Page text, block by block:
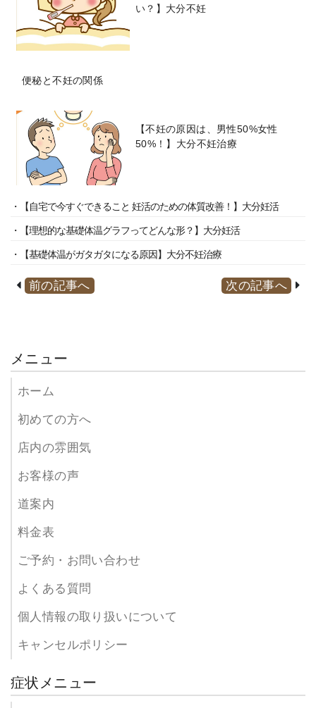
い？】大分不妊
便秘と不妊の関係
【不妊の原因は、男性50%女性
50%！】大分不妊治療
・【自宅で今すぐできること 妊活のための体質改善！】大分妊活
・【理想的な基礎体温グラフってどんな形？】大分妊活
・【基礎体温がガタガタになる原因】大分不妊治療
前の記事へ 次の記事へ
メニュー
ホーム
初めての方へ
店内の雰囲気
お客様の声
道案内
料金表
ご予約・お問い合わせ
よくある質問
個人情報の取り扱いについて
キャンセルポリシー
症状メニュー